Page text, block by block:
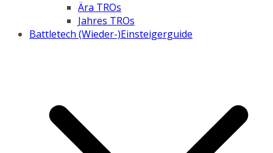
Ära TROs
Jahres TROs
Battletech (Wieder-)Einsteigerguide